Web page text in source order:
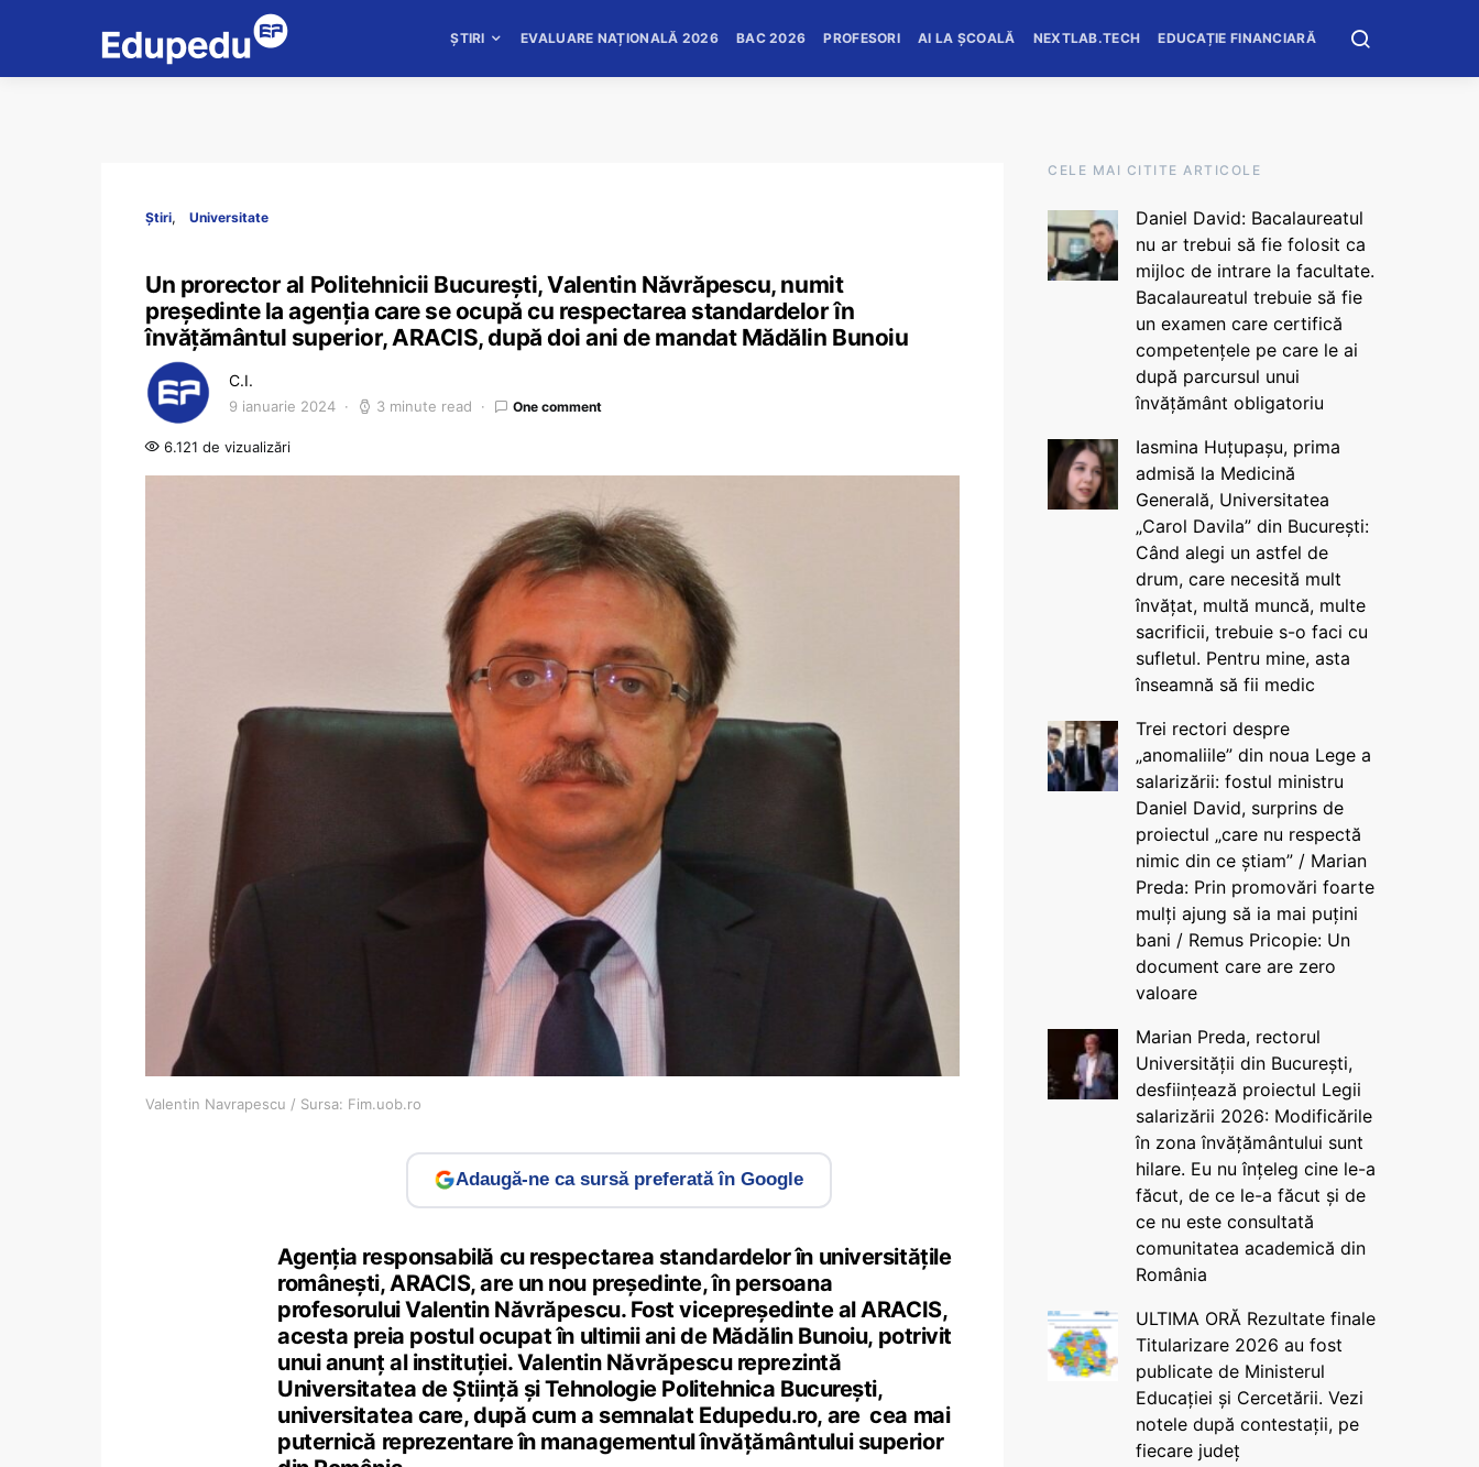
ȘTIRI EVALUARE NAȚIONALĂ 2026 BAC 2026 PROFESORI AI LA ȘCOALĂ NEXTLAB.TECH EDUCAȚIE FINANCIARĂ
Știri Universitate
Un prorector al Politehnicii București, Valentin Năvrăpescu, numit
președinte la agenția care se ocupă cu respectarea standardelor în
învățământul superior, ARACIS, după doi ani de mandat Mădălin Bunoiu
C.I.
9 ianuarie 2024 3 minute read One comment
6.121 de vizualizări
Valentin Navrapescu / Sursa: Fim.uob.ro
Adaugă-ne ca sursă preferată în Google
Agenția responsabilă cu respectarea standardelor în universitățile
românești, ARACIS, are un nou președinte, în persoana
profesorului Valentin Năvrăpescu. Fost vicepreședinte al ARACIS,
acesta preia postul ocupat în ultimii ani de Mădălin Bunoiu, potrivit
unui anunț al instituției. Valentin Năvrăpescu reprezintă
Universitatea de Știință și Tehnologie Politehnica București,
universitatea care, după cum a semnalat Edupedu.ro, are cea mai
puternică reprezentare în managementul învățământului superior
CELE MAI CITITE ARTICOLE
Daniel David: Bacalaureatul
nu ar trebui să fie folosit ca
mijloc de intrare la facultate.
Bacalaureatul trebuie să fie
un examen care certifică
competențele pe care le ai
după parcursul unui
învățământ obligatoriu
Iasmina Huțupașu, prima
admisă la Medicină
Generală, Universitatea
„Carol Davila” din București:
Când alegi un astfel de
drum, care necesită mult
învățat, multă muncă, multe
sacrificii, trebuie s-o faci cu
sufletul. Pentru mine, asta
înseamnă să fii medic
Trei rectori despre
„anomaliile” din noua Lege a
salarizării: fostul ministru
Daniel David, surprins de
proiectul „care nu respectă
nimic din ce știam” / Marian
Preda: Prin promovări foarte
mulți ajung să ia mai puțini
bani / Remus Pricopie: Un
document care are zero
valoare
Marian Preda, rectorul
Universității din București,
desființează proiectul Legii
salarizării 2026: Modificările
în zona învățământului sunt
hilare. Eu nu înțeleg cine le-a
făcut, de ce le-a făcut și de
ce nu este consultată
comunitatea academică din
România
ULTIMA ORĂ Rezultate finale
Titularizare 2026 au fost
publicate de Ministerul
Educației și Cercetării. Vezi
notele după contestații, pe
fiecare județ